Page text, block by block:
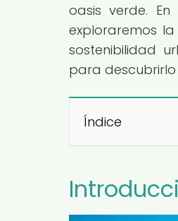
oasis verde.
exploraremos
sostenibilidad
para
Índice